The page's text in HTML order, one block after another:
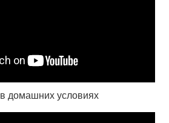
домашних условиях